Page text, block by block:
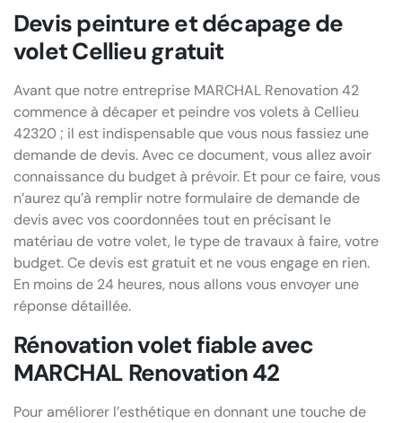
Devis peinture et décapage de
volet Cellieu gratuit
Avant que notre entreprise MARCHAL Renovation 42
commence à décaper et peindre vos volets à Cellieu
42320 ; il est indispensable que vous nous fassiez une
demande de devis. Avec ce document, vous allez avoir
connaissance du budget à prévoir. Et pour ce faire, vous
n’aurez qu’à remplir notre formulaire de demande de
devis avec vos coordonnées tout en précisant le
matériau de votre volet, le type de travaux à faire, votre
budget. Ce devis est gratuit et ne vous engage en rien.
En moins de 24 heures, nous allons vous envoyer une
réponse détaillée.
Rénovation volet fiable avec
MARCHAL Renovation 42
Pour améliorer l’esthétique en donnant une touche de